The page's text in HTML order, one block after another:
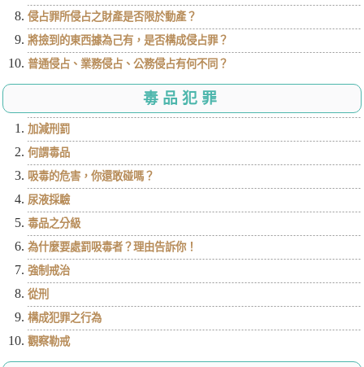
侵占罪所侵占之財產是否限於動產？
將撿到的東西據為己有，是否構成侵占罪？
普通侵占、業務侵占、公務侵占有何不同？
毒品犯罪
加減刑罰
何謂毒品
吸毒的危害，你還敢碰嗎？
尿液採驗
毒品之分級
為什麼要處罰吸毒者？理由告訴你！
強制戒治
從刑
構成犯罪之行為
觀察勒戒